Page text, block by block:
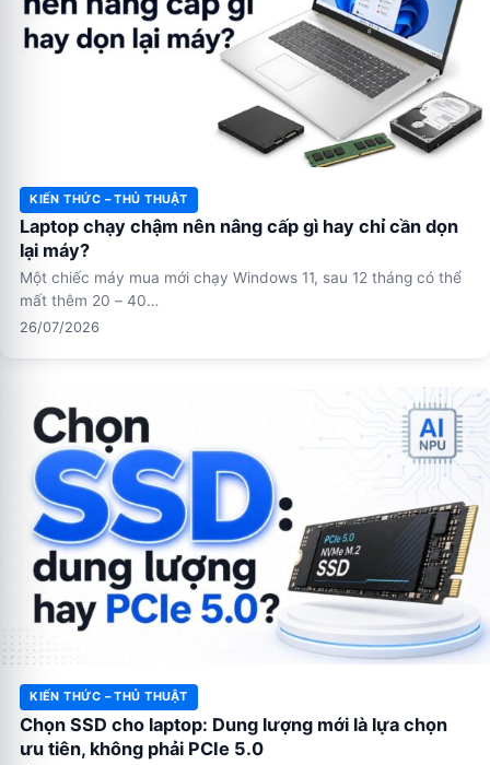
KIẾN THỨC – THỦ THUẬT
Laptop chạy chậm nên nâng cấp gì hay chỉ cần dọn
lại máy?
Một chiếc máy mua mới chạy Windows 11, sau 12 tháng có thể
mất thêm 20 – 40…
26/07/2026
KIẾN THỨC – THỦ THUẬT
Chọn SSD cho laptop: Dung lượng mới là lựa chọn
ưu tiên, không phải PCIe 5.0